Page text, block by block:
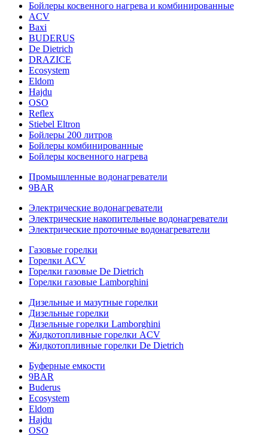
Бойлеры косвенного нагрева и комбинированные
ACV
Baxi
BUDERUS
De Dietrich
DRAZICE
Ecosystem
Eldom
Hajdu
OSO
Reflex
Stiebel Eltron
Бойлеры 200 литров
Бойлеры комбинированные
Бойлеры косвенного нагрева
Промышленные водонагреватели
9BAR
Электрические водонагреватели
Электрические накопительные водонагреватели
Электрические проточные водонагреватели
Газовые горелки
Горелки ACV
Горелки газовые De Dietrich
Горелки газовые Lamborghini
Дизельные и мазутные горелки
Дизельные горелки
Дизельные горелки Lamborghini
Жидкотопливные горелки ACV
Жидкотопливные горелки De Dietrich
Буферные емкости
9BAR
Buderus
Ecosystem
Eldom
Hajdu
OSO